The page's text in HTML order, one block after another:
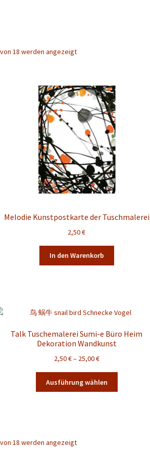
18 werden angezeigt
Melodie Kunstpostkarte der Tuschmalerei
2,50€
In den Warenkorb
Talk Tuschemalerei Sumi-e Büro Heim
Dekoration Wandkunst
2,50€– 25,00€Preisspanne:
bis
25,00 €
Ausführung wählen
18 werden angezeigt